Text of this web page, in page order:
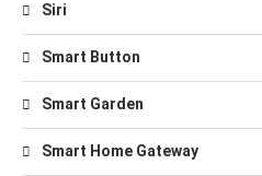
Siri
Smart Button
Smart Garden
Smart Home Gateway